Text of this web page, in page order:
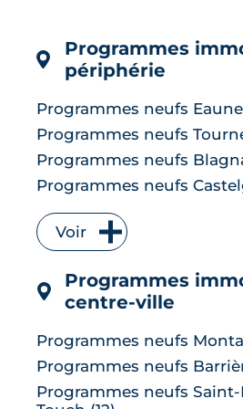
LIRE
Programmes
périphérie
Programmes neufs
Programmes neufs
Programmes neufs
Programmes neufs
Programmes neufs
Programmes neufs Quint-
Programmes neufs
Gameville (5)
Programmes neufs
Programmes neufs Muret
Programmes neufs
Agne (4)
Voir
Programmes
centre-ville
Programmes neufs
Programmes neufs
Programmes neufs